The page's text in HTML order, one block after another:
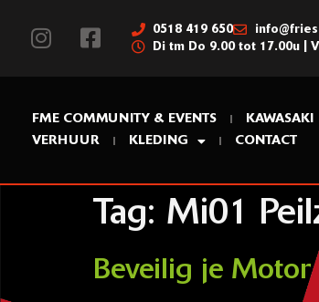
0518 419 650
Di tm Do 9.00 tot 17.00u |
FME COMMUNITY & EVENTS KAWASAKI
VERHUUR
KLEDING CONTACT
Tag: Mi01
Beveilig je Motor